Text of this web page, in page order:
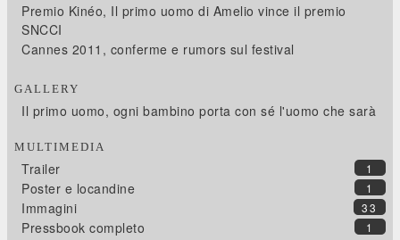
Premio Kinéo, Il primo uomo di Amelio vince il premio
SNCCI
Cannes 2011, conferme e rumors sul festival
GALLERY
Il primo uomo, ogni bambino porta con sé l'uomo che sarà
MULTIMEDIA
1
Trailer
1
Poster e locandine
33
Immagini
1
Pressbook completo